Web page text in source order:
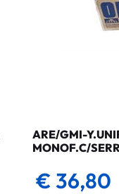
ARE/GMI-
MONOF.C/
€ 36,80